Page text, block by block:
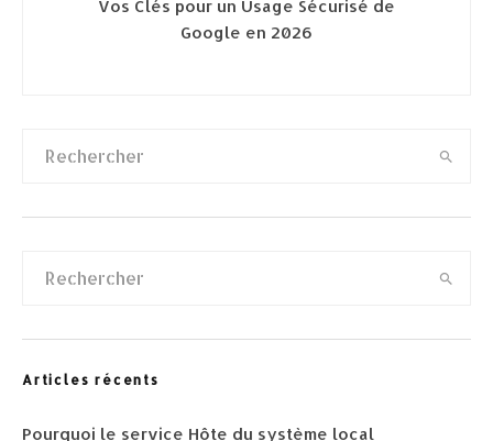
Vos Clés pour un Usage Sécurisé de
Google en 2026
Articles récents
Pourquoi le service Hôte du système local